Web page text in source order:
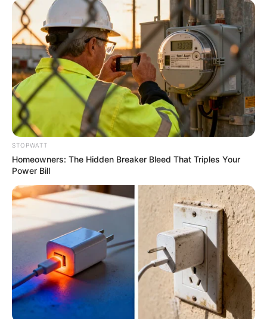
They Found A Ship Nobody Had Touched In Over
2,400 Years
BUZZ DAY
STOPWATT
Homeowners: The Hidden Breaker Bleed That Triples Your
Power Bill